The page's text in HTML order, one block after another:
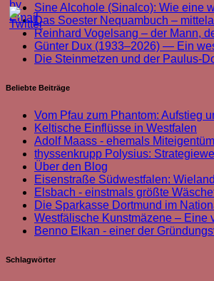
Sine Alcohole (Sinalco): Wie eine
Das Soester Nequambuch –
Reinhard Vogelsang – der Mann,
Günter Dux (1933–2026) — Ein
Die Steinmetzen und der Paulus-
Beliebte Beiträge
Vom Pfau zum Phantom: Aufstieg
Keltische Einflüsse in Westfalen
Adolf Maass - ehemals
thyssenkrupp Polysius:
Über den Blog
Eisenstraße Südwestfalen:
Elsbach - einstmals größte
Die Sparkasse Dortmund im
Westfälische Kunstmäzene – Eine
Benno Elkan - einer der
Schlagwörter